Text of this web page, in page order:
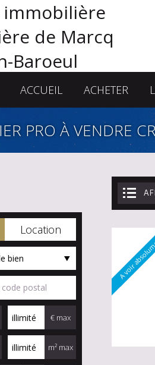
ACCUEIL ACHETER
PRO À VENDRE
Location
bien
€ max
m² max
A voir